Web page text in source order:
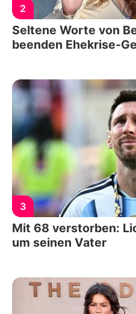
2
Seltene Worte von
beenden Ehekrise-
3
Mit 68 verstorben:
um seinen Vater